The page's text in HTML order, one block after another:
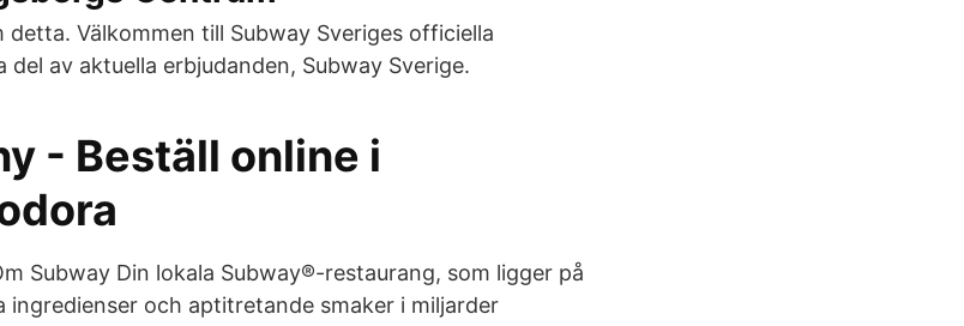
detta. Välkommen till Subway Sveriges officiella
del av aktuella erbjudanden, Subway Sverige.
- Beställ online i
Subway Din lokala Subway®-restaurang, som ligger på
ingredienser och aptitretande smaker i miljarder